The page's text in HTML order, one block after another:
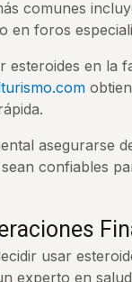
comunes
en foros
esteroides en la
asegurarse
confiables
usar
experto en